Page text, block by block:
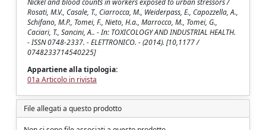
Nickel and blood counts in workers exposed to urban stressors /
Rosati, M.V., Casale, T., Ciarrocca, M., Weiderpass, E., Capozzella, A.,
Schifano, M.P., Tomei, F., Nieto, H.a., Marrocco, M., Tomei, G.,
Caciari, T., Sancini, A.. - In: TOXICOLOGY AND INDUSTRIAL HEALTH.
- ISSN 0748-2337. - ELETTRONICO. - (2014). [10,1177 /
0748233714540225]
Appartiene alla tipologia:
01a Articolo in rivista
File allegati a questo prodotto